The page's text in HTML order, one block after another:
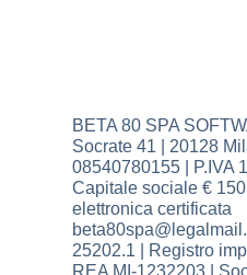
BETA 80 SPA
Socrate 41 | 20128
08540780155 | P.IVA
Capitale sociale €
elettronica certificata
25202.1 | Registro